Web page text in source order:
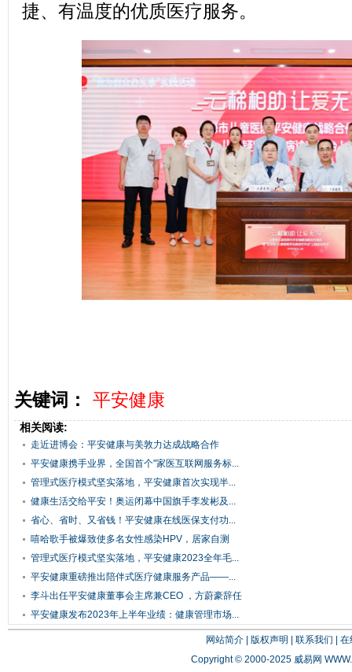
捷、有温度的优质医疗服务。
关键词： 平安健康
相关阅读:
走近进博会：平安健康与美敦力达成战略合作
平安健康携手业界，全国首个"家医互联网服务标...
管理式医疗模式坚实落地，平安健康首次实现半...
健康生活交给平安！奥运闭幕中国旗手李发彬及...
省心、省时、又省钱！平安健康在线医保支付功...
嘻哈歌手被爆致使多名女性感染HPV，居家自测
秘...
管理式医疗模式坚实落地，平安健康2023全年毛...
平安健康重磅推出陪伴式医疗健康服务产品——...
李斗出任平安健康董事会主席兼CEO ，方蔚豪辞任
平安健康发布2023年上半年业绩：健康管理市场...
网站简介| 版权声明 联系我们
在
Copyright © 2000-2025 威易网 WWW.